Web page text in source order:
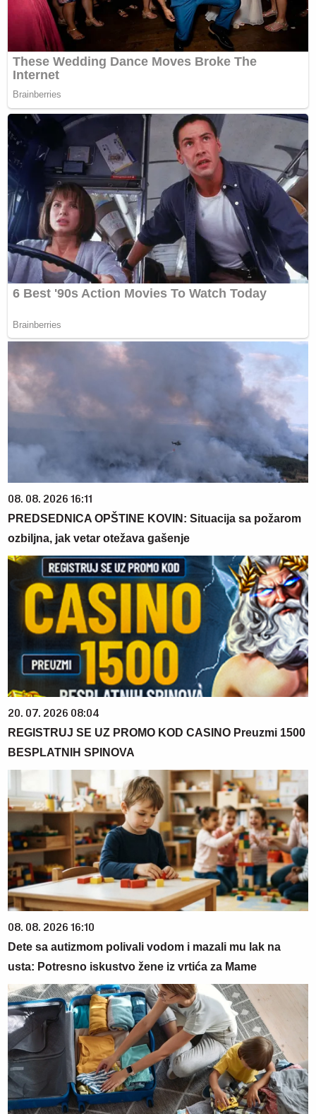
08. 08. 2026 16:11
PREDSEDNICA OPŠTINE KOVIN: Situacija sa požarom
ozbiljna, jak vetar otežava gašenje
20. 07. 2026 08:04
REGISTRUJ SE UZ PROMO KOD CASINO Preuzmi 1500
BESPLATNIH SPINOVA
08. 08. 2026 16:10
Dete sa autizmom polivali vodom i mazali mu lak na
usta: Potresno iskustvo žene iz vrtića za Mame